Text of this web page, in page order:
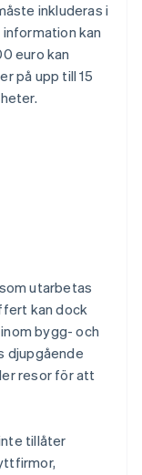
inkluderas i
kan
euro kan
på upp till 15
utarbetas
kan dock
bygg- och
djupgående
resor för att
tillåter